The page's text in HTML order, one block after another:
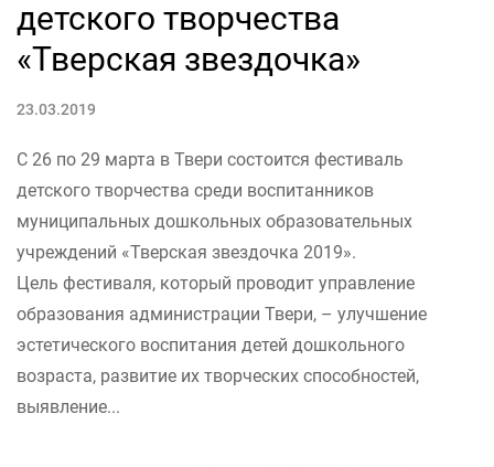
детского творчества
«Тверская звездочка»
23.03.2019
С 26 по 29 марта в Твери состоится фестиваль
детского творчества среди воспитанников
муниципальных дошкольных образовательных
учреждений «Тверская звездочка 2019».
Цель фестиваля, который проводит управление
образования администрации Твери, – улучшение
эстетического воспитания детей дошкольного
возраста, развитие их творческих способностей,
выявление...